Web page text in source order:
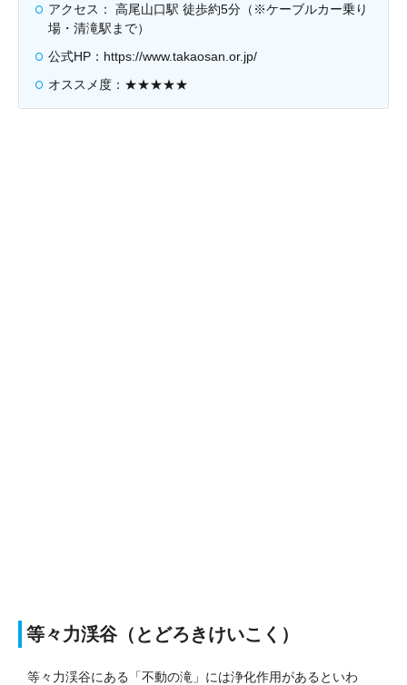
アクセス： 高尾山口駅 徒歩約5分（※ケーブルカー乗り
場・清滝駅まで）
公式HP：https://www.takaosan.or.jp/
オススメ度：★★★★★
等々力渓谷（とどろきけいこく）
等々力渓谷にある「不動の滝」には浄化作用があるといわ